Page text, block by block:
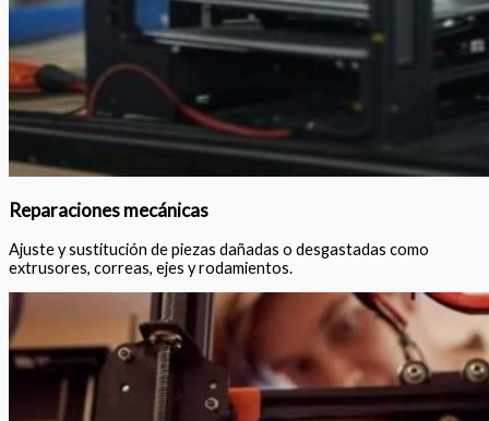
Reparaciones mecánicas
Ajuste y sustitución de piezas dañadas o desgastadas como
extrusores, correas, ejes y rodamientos.